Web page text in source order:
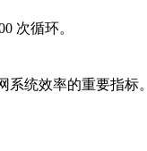
次循环。
统效率的重要指标。